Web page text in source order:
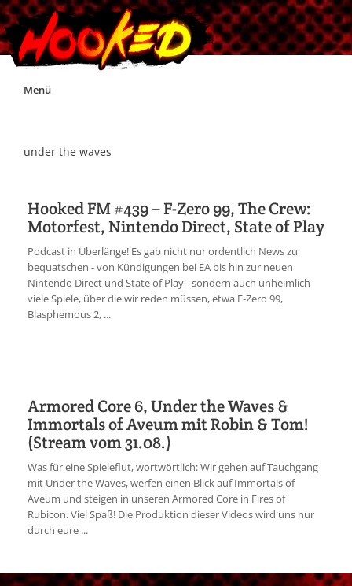
Skip
Menü
Impressum
Jobs
Discord
under the waves
Hooked FM #439 – F-Zero 99, The Crew:
Motorfest, Nintendo Direct, State of Play
Podcast in Überlänge! Es gab nicht nur ordentlich News zu
bequatschen - von Kündigungen bei EA bis hin zur neuen
Nintendo Direct und State of Play - sondern auch unheimlich
viele Spiele, über die wir reden müssen, etwa F-Zero 99,
Blasphemous 2, ...
Armored Core 6, Under the Waves &
Immortals of Aveum mit Robin & Tom!
(Stream vom 31.08.)
Was für eine Spieleflut, wortwörtlich: Wir gehen auf Tauchgang
mit Under the Waves, werfen einen Blick auf Immortals of
Aveum und steigen in unseren Armored Core in Fires of
Rubicon. Viel Spaß! Die Produktion dieser Videos wird uns nur
durch eure ...